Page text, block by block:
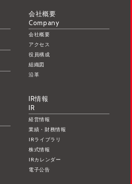
会社概要
Company
会社概要
アクセス
役員構成
組織図
沿革
IR情報
IR
経営情報
業績・財務情報
IRライブラリ
株式情報
IRカレンダー
電子公告